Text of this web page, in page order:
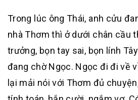
Trong lúc ông Thái, anh cửu
nhà Thơm thì ở dưới chân cầu
trưởng, bọn tay sai, bọn lính
đang chờ Ngọc. Ngọc đi đi về
lại mải nói với Thơm đủ